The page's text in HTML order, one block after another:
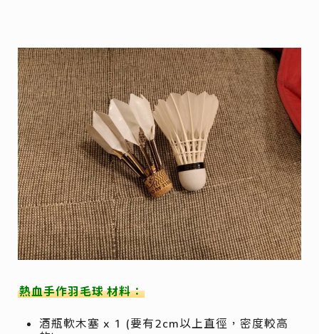
熱血手作羽毛球 材料：
酒瓶軟木塞 x 1 (要有2cm以上直徑，密度較高